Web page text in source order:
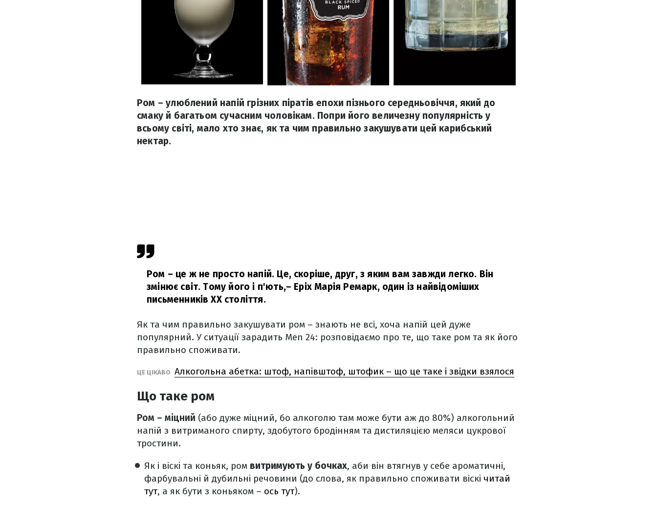
Ром – улюблений напій грізних піратів епохи пізнього середньовіччя, який до
смаку й багатьом сучасним чоловікам. Попри його величезну популярність у
всьому світі, мало хто знає, як та чим правильно закушувати цей карибський
нектар.
Ром – це ж не просто напій. Це, скоріше, друг, з яким вам завжди легко. Він
змінює світ. Тому його і п'ють,– Еріх Марія Ремарк, один із найвідоміших
письменників ХХ століття.
Як та чим правильно закушувати ром – знають не всі, хоча напій цей дуже
популярний. У ситуації зарадить Men 24: розповідаємо про те, що таке ром та як його
правильно споживати.
ЦЕ ЦІКАВО Алкогольна абетка: штоф, напівштоф, штофик – що це таке і звідки взялося
Що таке ром
Ром – міцний (або дуже міцний, бо алкоголю там може бути аж до 80%) алкогольний
напій з витриманого спирту, здобутого бродінням та дистиляцією меляси цукрової
тростини.
Як і віскі та коньяк, ром витримують у бочках, аби він втягнув у себе ароматичні,
фарбувальні й дубильні речовини (до слова, як правильно споживати віскі читай
тут, а як бути з коньяком – ось тут).